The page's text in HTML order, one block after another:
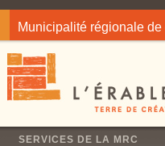
Municipalité régionale de
SERVICES DE LA MRC